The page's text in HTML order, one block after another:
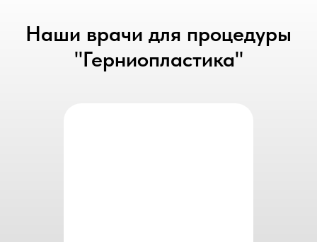
Наши врачи для процедуры
"Герниопластика"